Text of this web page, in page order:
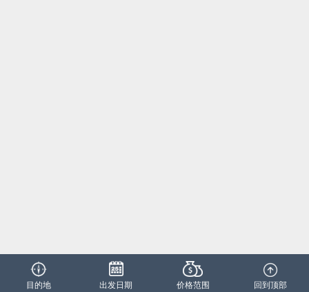
目的地 出发日期 价格范围 回到顶部